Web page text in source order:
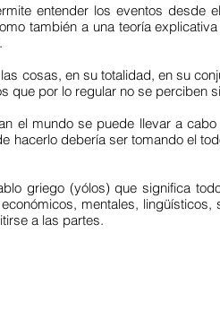
entender los eventos desde
también a una teoría
cosas, en su totalidad, en su
que por lo regular no se perciben
el mundo se puede llevar a
hacerlo debería ser tomando el
griego (yólos) que significa
mentales,
a las partes.